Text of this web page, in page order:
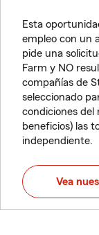
Esta
empleo con un
pide una
Farm y NO
compañías de
seleccionado
condiciones del
beneficios) las
independiente.
Vea